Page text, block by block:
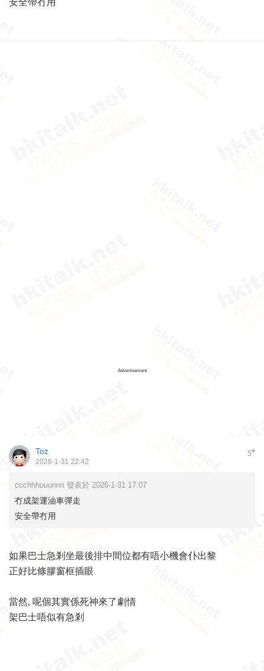
安全帶冇用
Advertisement
5#
Toz
2026-1-31 22:42
ccchhhuuunnn 發表於 2026-1-31 17:07
冇成架運油車彈走
安全帶冇用
如果巴士急剎坐最後排中間位都有唔小機會仆出黎
正好比條膠窗框插眼
當然, 呢個其實係死神來了劇情
架巴士唔似有急剎